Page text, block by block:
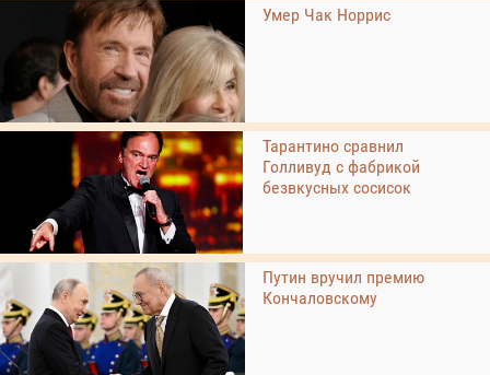
Умер Чак Норрис
Тарантино сравнил
Голливуд с фабрикой
безвкусных сосисок
Путин вручил премию
Кончаловскому